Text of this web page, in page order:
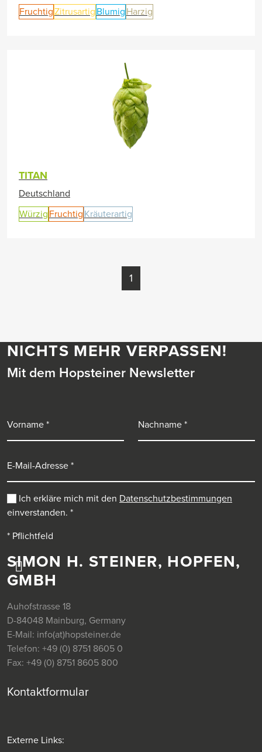
FruchtigZitrusartig Blumig Harzig
TITAN
Deutschland
Würzig Fruchtig Kräuterartig
1
SIMON H. STEINER, HOPFEN,
GMBH
Auhofstrasse 18
D-84048 Mainburg, Germany
E-Mail: info(at)hopsteiner.de
Telefon: +49 (0) 8751 8605 0
Fax: +49 (0) 8751 8605 800
Kontaktformular
Externe Links:
NICHTS MEHR VERPASSEN!
Mit dem Hopsteiner Newsletter
Ich erkläre mich mit den Datenschutzbestimmungen
einverstanden. *
* Pflichtfeld